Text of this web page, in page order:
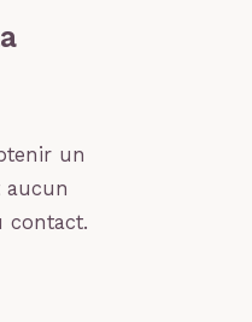
un
aucun
contact.